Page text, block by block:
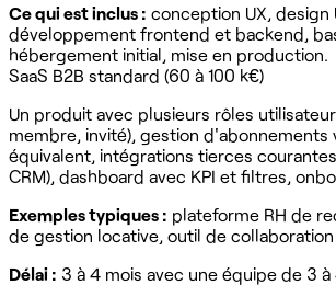
Ce qui est inclus : conception UX, design
développement frontend et backend,
hébergement initial, mise en production.
SaaS B2B standard (60 à 100 k€)
Un produit avec plusieurs rôles
membre, invité), gestion d'abonnements
équivalent, intégrations tierces
CRM), dashboard avec KPI et filtres,
Exemples typiques : plateforme RH de
de gestion locative, outil de
Délai : 3 à 4 mois avec une équipe de 3